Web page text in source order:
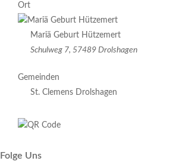
Ort
Mariä Geburt Hützemert
Schulweg 7, 57489 Drolshagen
Gemeinden
St. Clemens Drolshagen
Folge Uns